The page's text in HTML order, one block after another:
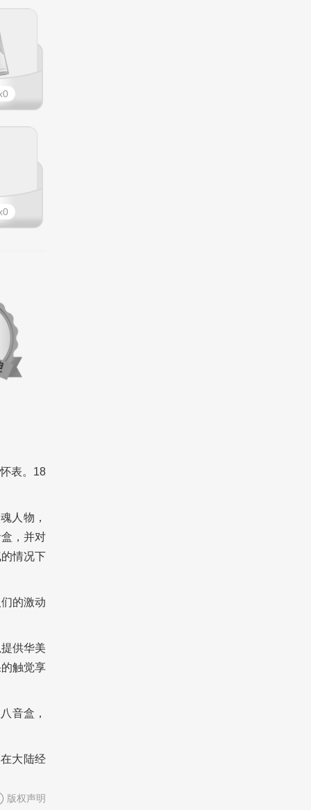
表。18
人物，
，并对
情况下
的激动
供华美
触觉享
音盒，
大陆经
版权声明